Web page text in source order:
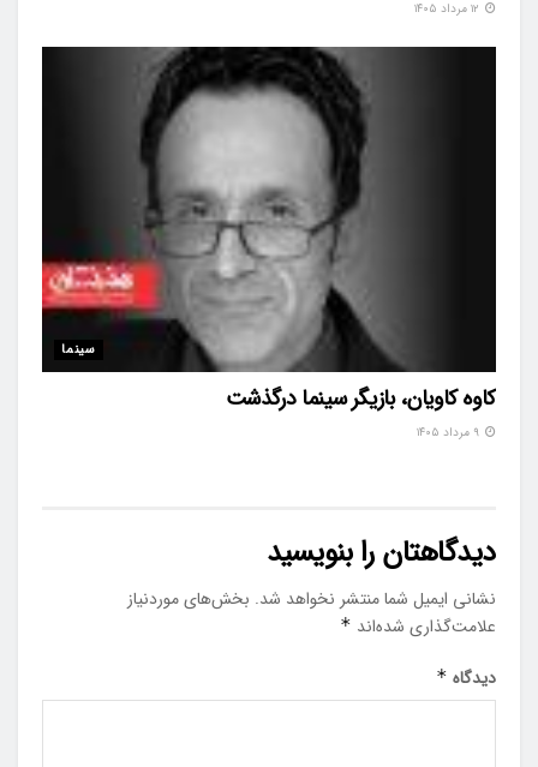
سینما
کاوه کاویان، بازیگر سینما درگذشت
دیدگاهتان را بنویسید
نشانی ایمیل شما منتشر نخواهد شد. بخش‌های موردنیاز
علامت‌گذاری شده‌اند *
دیدگاه *